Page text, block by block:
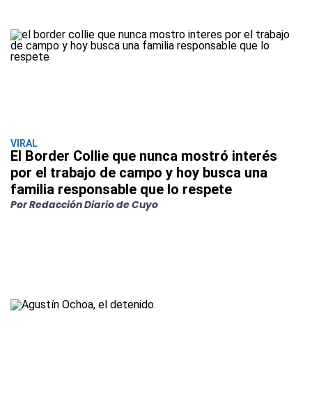
VIRAL
El Border Collie que nunca mostró interés
por el trabajo de campo y hoy busca una
familia responsable que lo respete
Por Redacción Diario de Cuyo